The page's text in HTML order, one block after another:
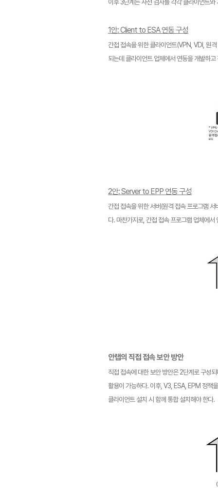
이후 3단계는 사전 검사를 각각 클라이언트
1안: Client to ESA 연동 구성
간접 접속을 위한 클라이언트(VPN, VDI, 원
되는데 클라이언트 업체에서 연동을 개발하
2안: Server to EPP 연동 구성
간접 접속을 위한 서버(원격 접속 프로그램
다. 마찬가지로, 간접 접속 프로그램 업체에
안랩의 직접 접속 보안 방안
직접 접속에 대한 보안 방안은 2단계로 구성
활용이 가능하다. 이후, V3, ESA, EPM 정책
클라이언트 설치 시 함께 통합 설치해야 한다.